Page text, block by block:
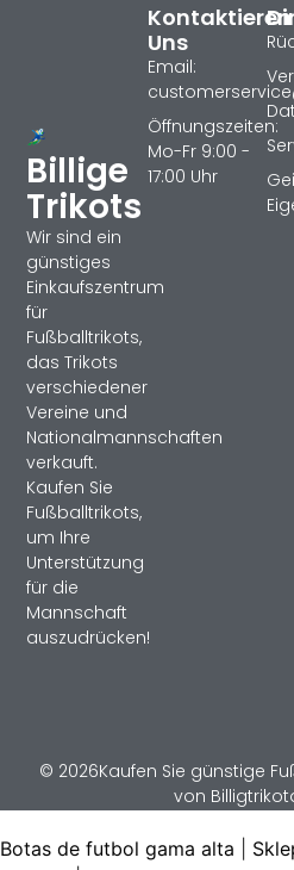
Billige
Trikots
Wir sind ein
günstiges
Einkaufszentrum
für
Fußballtrikots,
das Trikots
verschiedener
Vereine und
Nationalmannschaften
verkauft.
Kaufen Sie
Fußballtrikots,
um Ihre
Unterstützung
für die
Mannschaft
auszudrücken!
Kontaktieren
Uns
Email:
Öffnungszeiten:
Mo-Fr 9:00 -
17:00 Uhr
© 2026Kaufen Sie günstige
von
Botas de futbol gama alta